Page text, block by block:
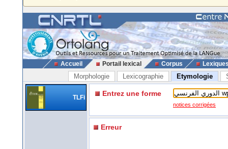
Accueil Portail lexical Corpus
Morphologie Lexicographie Etymologie
TLFi Entrez une forme
notices corrigées
Erreur